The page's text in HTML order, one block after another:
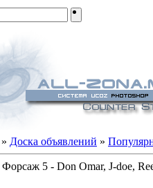
» Доска объявлений »
5 - Don Omar, J-doe,